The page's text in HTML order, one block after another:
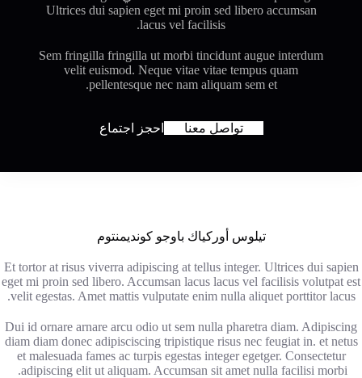
Ultrices dui sapien eget mi proin sed libero accumsan
lacus vel facilisis.
Sem fringilla fringilla ut morbi tincidunt augue interdum
velit euismod. Neque vitae vitae tempus quam
pellentesque nec nam aliquam sem et.
تواصل معنا احجز اجتماع
تيلوس أوركياك باوجو كونديمنتوم
Et tortor at risus viverra adipiscing at tellus integer. Ultrices dui sapien
eget mi proin sed libero. Accumsan lacus lacus vel facilisis volutpat est
velit egestas. Amet mattis vulputate enim nulla aliquet porttitor lacus.
Dui id ornare arnare arcu odio ut sem nulla pharetra diam. Adipiscing
diam diam donec adipisciscing tripistique risus nec feugiat in. et netus
et malesuada fames ac turpis egestas integer egetger. Consectetur
adipiscing elit ut aliquam. Accumsan sit amet nulla facilisi morbi.